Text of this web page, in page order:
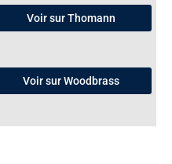
Voir sur Thomann
Voir sur Woodbrass